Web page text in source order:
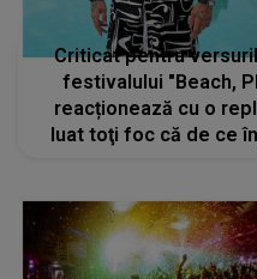
Criticat pentru
festivalului "Beach,
reacționează cu o
luat toţi foc că de ce